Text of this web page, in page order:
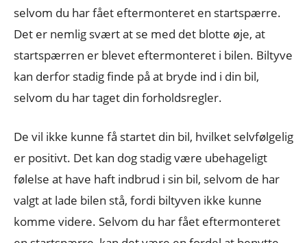
selvom du har fået eftermonteret en startspærre.
Det er nemlig svært at se med det blotte øje, at
startspærren er blevet eftermonteret i bilen. Biltyve
kan derfor stadig finde på at bryde ind i din bil,
selvom du har taget din forholdsregler.
De vil ikke kunne få startet din bil, hvilket selvfølgelig
er positivt. Det kan dog stadig være ubehageligt
følelse at have haft indbrud i sin bil, selvom de har
valgt at lade bilen stå, fordi biltyven ikke kunne
komme videre. Selvom du har fået eftermonteret